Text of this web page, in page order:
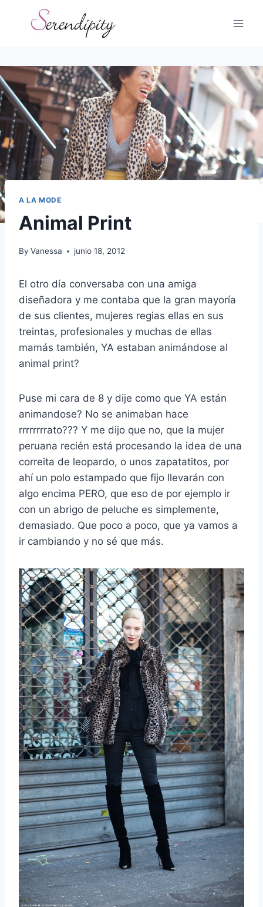
A LA MODE
Animal Print
By Vanessa junio 18, 2012
El otro día conversaba con una amiga
diseñadora y me contaba que la gran mayoría
de sus clientes, mujeres regias ellas en sus
treintas, profesionales y muchas de ellas
mamás también, YA estaban animándose al
animal print?
Puse mi cara de 8 y dije como que YA están
animandose? No se animaban hace
rrrrrrrrato??? Y me dijo que no, que la mujer
peruana recién está procesando la idea de una
correita de leopardo, o unos zapatatitos, por
ahí un polo estampado que fijo llevarán con
algo encima PERO, que eso de por ejemplo ir
con un abrigo de peluche es simplemente,
demasiado. Que poco a poco, que ya vamos a
ir cambiando y no sé que más.